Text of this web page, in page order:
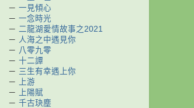
－ 一見傾心
－ 一念時光
－ 二龍湖愛情故事之2021
－ 人海之中遇見你
－ 八零九零
－ 十二譚
－ 三生有幸遇上你
－
上游
－
上陽賦
－ 千古玦塵